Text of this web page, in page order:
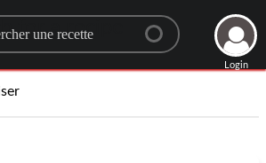
for a recipe
Login